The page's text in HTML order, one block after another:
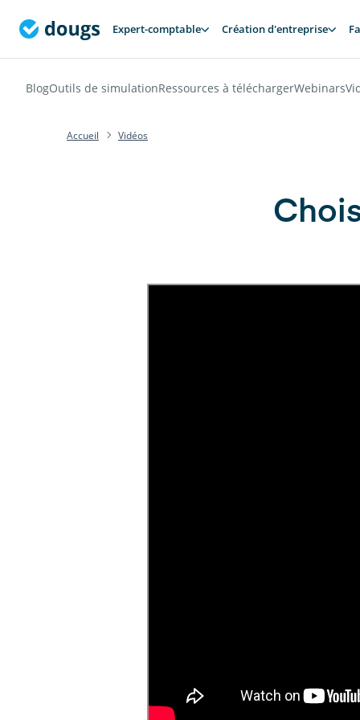
Expert-comptable Création d'entreprise
BlogOutils de simulationRessources à téléchargerWebinars
Accueil Vidéos